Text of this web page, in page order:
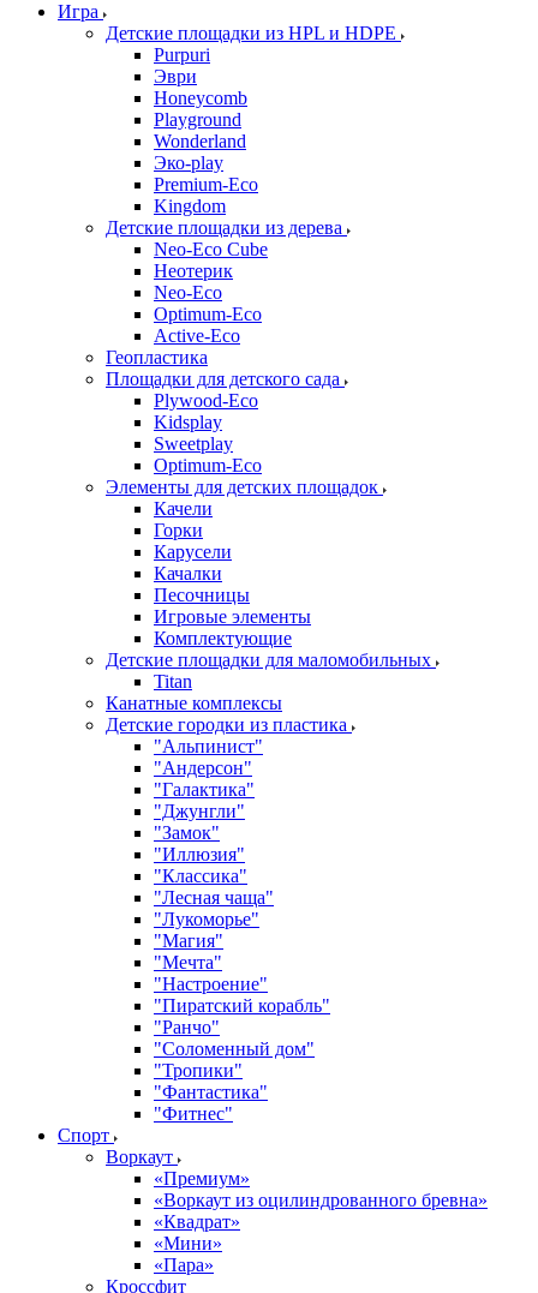
Игра
Детские площадки из HPL и HDPE
Purpuri
Эври
Honeycomb
Playground
Wonderland
Эко-play
Premium-Eco
Kingdom
Детские площадки из дерева
Neo-Eco Cube
Неотерик
Neo-Eco
Оptimum-Еco
Active-Eco
Геопластика
Площадки для детского сада
Plywood-Eco
Kidsplay
Sweetplay
Оptimum-Еco
Элементы для детских площадок
Качели
Горки
Карусели
Качалки
Песочницы
Игровые элементы
Комплектующие
Детские площадки для маломобильных
Titan
Канатные комплексы
Детские городки из пластика
"Альпинист"
"Андерсон"
"Галактика"
"Джунгли"
"Замок"
"Иллюзия"
"Классика"
"Лесная чаща"
"Лукоморье"
"Магия"
"Мечта"
"Настроение"
"Пиратский корабль"
"Ранчо"
"Соломенный дом"
"Тропики"
"Фантастика"
"Фитнес"
Спорт
Воркаут
«Премиум»
«Воркаут из оцилиндрованного бревна»
«Квадрат»
«Мини»
«Пара»
Кроссфит